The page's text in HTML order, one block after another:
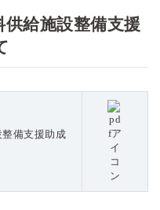
供給施設整備支援
整備支援助成